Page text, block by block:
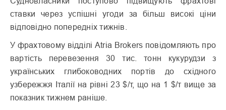
ставки через успішні угоди за більш високі ціни
відповідно попередніх тижнів.
У фрахтовому відділі Atria Brokers повідомляють про
вартість перевезення 30 тис. тонн кукурудзи з
українських глибоководних портів до східного
узбережжя Італії на рівні 23 $/т, що на 1 $/т вище за
показник тижнем раніше.